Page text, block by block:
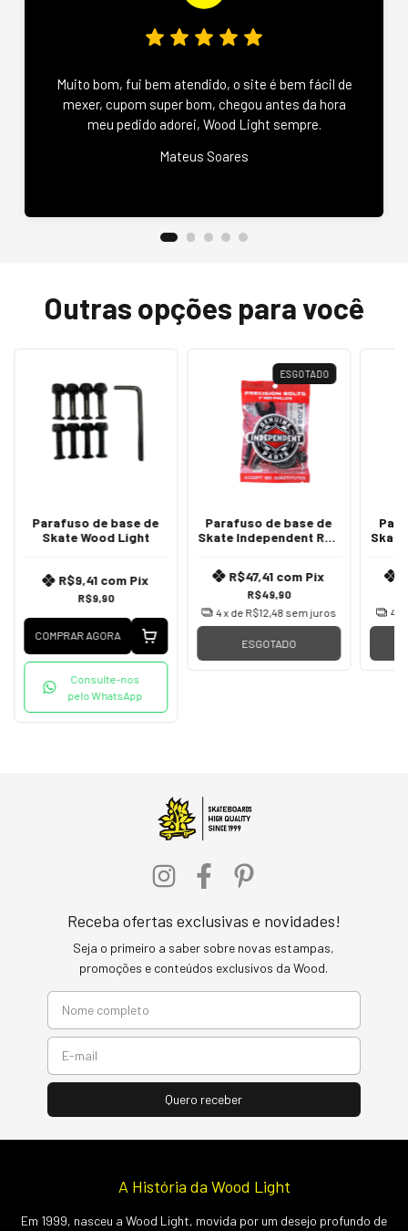
Muito bom, fui bem atendido, o site é bem fácil de
mexer, cupom super bom, chegou antes da hora
meu pedido adorei, Wood Light sempre.
Mateus Soares
Outras opções para você
Parafuso de base de
Skate Wood Light
R$9,90
R$9,41 com Pix
COMPRAR AGORA
Consulte-nos
pelo WhatsApp
ESGOTADO
Parafuso de base de
Skate Independent Red
R$49,90
R$47,41 com Pix
4x de R$12,48 sem juros
ESGOTADO
4
Receba ofertas exclusivas e novidades!
Seja o primeiro a saber sobre novas estampas,
promoções e conteúdos exclusivos da Wood.
A História da Wood Light
Em 1999, nasceu a Wood Light, movida por um desejo profundo de